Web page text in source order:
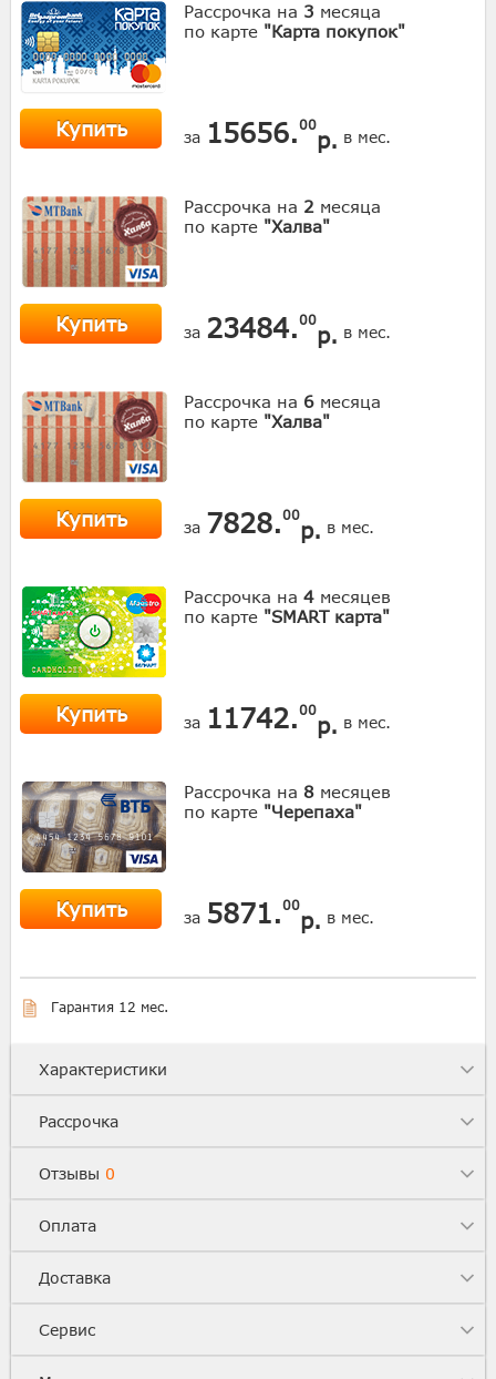
Рассрочка на 3 месяца
по карте "Карта покупок"
Купить за 15656.00
р. в мес.
Рассрочка на 2 месяца
по карте "Халва"
Купить за 23484.00
р. в мес.
Рассрочка на 6 месяца
по карте "Халва"
Купить за 7828.00
р. в мес.
Рассрочка на 4 месяцев
по карте "SMART карта"
Купить за 11742.00
р. в мес.
Рассрочка на 8 месяцев
по карте "Черепаха"
Купить за 5871.00
р. в мес.
Гарантия 12 мес.
Характеристики
Рассрочка
Отзывы 0
Оплата
Доставка
Сервис